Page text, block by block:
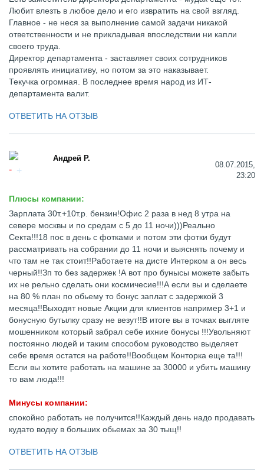
Любит влезть в любое дело и его извратить на свой взгляд.
Главное - не неся за выполнение самой задачи никакой
ответственности и не прикладывая впоследствии ни капли
своего труда.
Директор департамента - заставляет своих сотрудников
проявлять инициативу, но потом за это наказывает.
Текучка огромная. В последнее время народ из ИТ-
департамента валит.
ОТВЕТИТЬ НА ОТЗЫВ
Андрей Р.
08.07.2015,
23:20
Плюсы компании:
Зарплата 30т.+10т.р. бензин!Офис 2 раза в нед 8 утра на
севере москвы и по средам с 5 до 11 ночи)))Реально
Секта!!!18 пос в день с фотками и потом эти фотки будут
рассматривать на собрании до 11 ночи и выяснять почему и
что там не так стоит!!Работаете на дисте Интерком а он весь
черный!!Зп то без задержек !А вот про бунысы можете забыть
их не рельно сделать они космичесие!!!А если вы и сделаете
на 80 % план по обьему то бонус заплат с задержкой 3
месяца!!Выходят новые Акции для клиентов например 3+1 и
бонусную бутылку сразу не везут!!В итоге вы в точках выгляте
мошенником который забрал себе ихние бонусы !!!Увольняют
постоянно людей и таким способом руководство выделяет
себе время остатся на работе!!Вообщем Конторка еще та!!!
Если вы хотите работать на машине за 30000 и убить машину
то вам люда!!!
Минусы компании:
спокойно работать не получится!!Каждый день надо продавать
кудато водку в больших обьемах за 30 тыщ!!
ОТВЕТИТЬ НА ОТЗЫВ